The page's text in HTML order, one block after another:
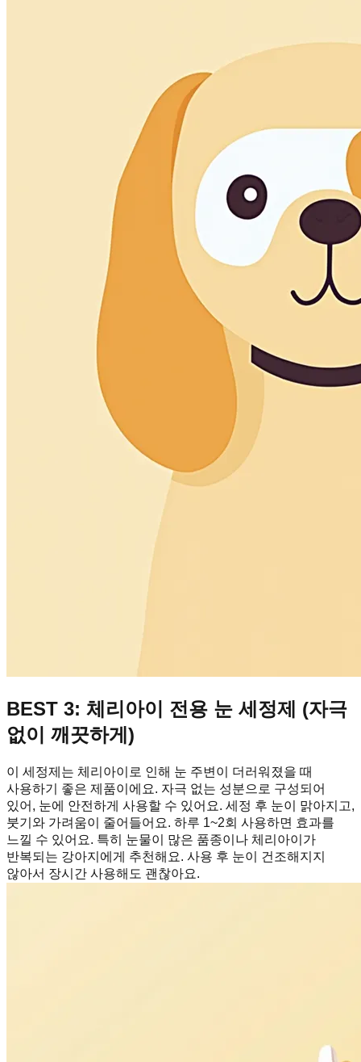
BEST 3: 체리아이 전용 눈 세정제 (자극
없이 깨끗하게)
이 세정제는 체리아이로 인해 눈 주변이 더러워졌을 때
사용하기 좋은 제품이에요. 자극 없는 성분으로 구성되어
있어, 눈에 안전하게 사용할 수 있어요. 세정 후 눈이 맑아지고,
붓기와 가려움이 줄어들어요. 하루 1~2회 사용하면 효과를
느낄 수 있어요. 특히 눈물이 많은 품종이나 체리아이가
반복되는 강아지에게 추천해요. 사용 후 눈이 건조해지지
않아서 장시간 사용해도 괜찮아요.